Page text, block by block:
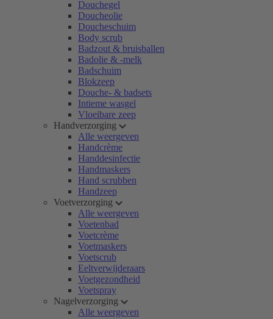
Douchegel
Doucheolie
Doucheschuim
Body scrub
Badzout & bruisballen
Badolie & -melk
Badschuim
Blokzeep
Douche- & badsets
Intieme wasgel
Vloeibare zeep
Handverzorging
Alle weergeven
Handcrème
Handdesinfectie
Handmaskers
Hand scrubben
Handzeep
Voetverzorging
Alle weergeven
Voetenbad
Voetcrème
Voetmaskers
Voetscrub
Eeltverwijderaars
Voetgezondheid
Voetspray
Nagelverzorging
Alle weergeven